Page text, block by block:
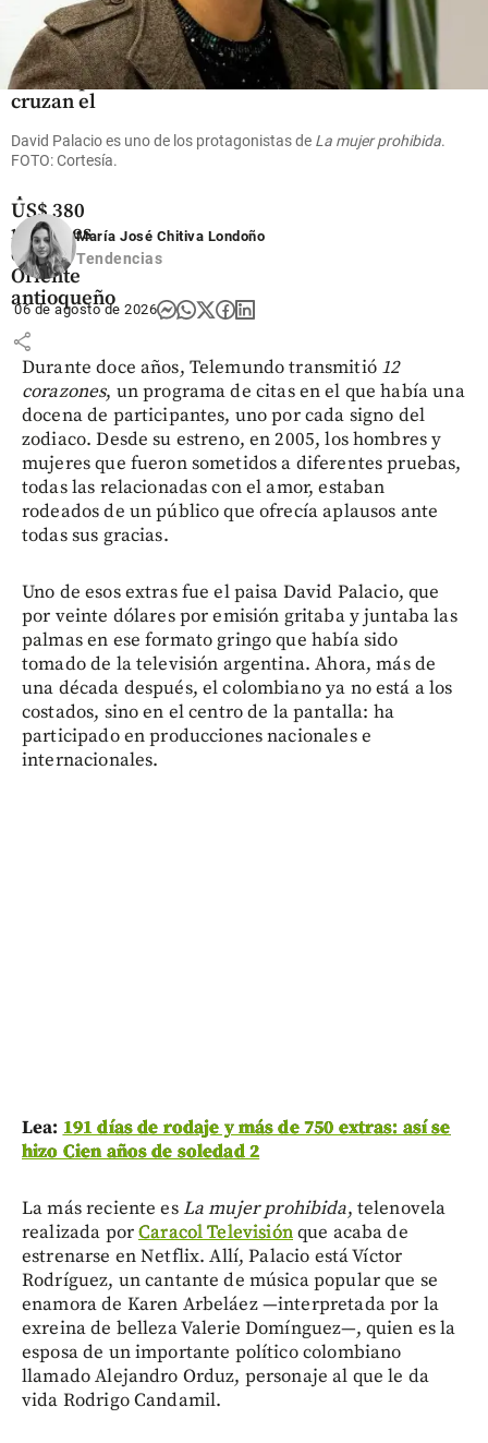
Oriente
Antioqueño
Flores que
cruzan el
es el
negocio
US$ 380
millones
en el
Oriente
antioqueño
share
David Palacio es uno de los protagonistas de La mujer prohibida.
FOTO: Cortesía.
María José Chitiva Londoño
Tendencias
06 de agosto de 2026
Durante doce años, Telemundo transmitió 12
corazones, un programa de citas en el que había una
docena de participantes, uno por cada signo del
zodiaco. Desde su estreno, en 2005, los hombres y
mujeres que fueron sometidos a diferentes pruebas,
todas las relacionadas con el amor, estaban
rodeados de un público que ofrecía aplausos ante
todas sus gracias.
Uno de esos extras fue el paisa David Palacio, que
por veinte dólares por emisión gritaba y juntaba las
palmas en ese formato gringo que había sido
tomado de la televisión argentina. Ahora, más de
una década después, el colombiano ya no está a los
costados, sino en el centro de la pantalla: ha
participado en producciones nacionales e
internacionales.
Lea: 191 días de rodaje y más de 750 extras: así se
hizo Cien años de soledad 2
La más reciente esLa mujer prohibida, telenovela
realizada porCaracol Televisiónque acaba de
estrenarse en Netflix. Allí, Palacio está Víctor
Rodríguez, un cantante de música popular que se
enamora de Karen Arbeláez —interpretada por la
exreina de belleza Valerie Domínguez—, quien es la
esposa de un importante político colombiano
llamado Alejandro Orduz, personaje al que le da
vida Rodrigo Candamil.